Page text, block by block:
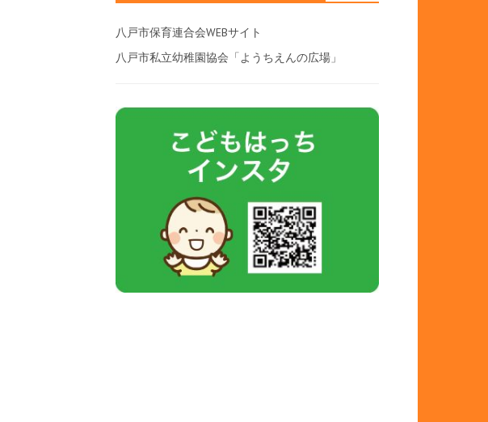
八戸市保育連合会WEBサイト
八戸市私立幼稚園協会「ようちえんの広場」